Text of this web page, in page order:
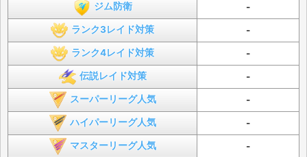
ジム防衛 -
ランク3レイド対策 -
ランク4レイド対策 -
伝説レイド対策 -
スーパーリーグ人気 -
ハイパーリーグ人気 -
マスターリーグ人気 -